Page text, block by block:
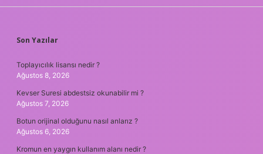
SIDEBAR
Son Yazılar
Toplayıcılık lisansı nedir ?
Ağustos 8, 2026
Kevser Suresi abdestsiz okunabilir mi ?
Ağustos 7, 2026
Botun orijinal olduğunu nasıl anlarız ?
Ağustos 6, 2026
Kromun en yaygın kullanım alanı nedir ?